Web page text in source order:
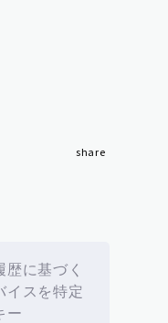
に基づく
イスを特定
ー
#783
share